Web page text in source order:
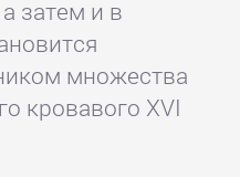
затем и в
множества
кровавого XVI